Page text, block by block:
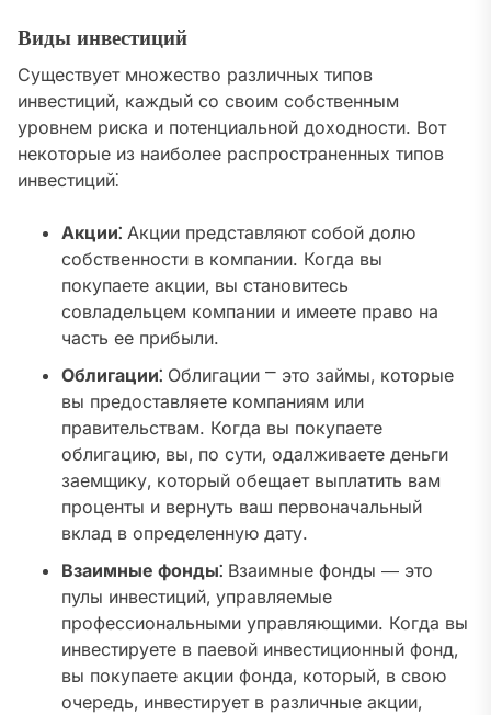
Виды инвестиций
Существует множество различных типов
инвестиций‚ каждый со своим собственным
уровнем риска и потенциальной доходности. Вот
некоторые из наиболее распространенных типов
инвестиций⁚
Акции⁚ Акции представляют собой долю
собственности в компании. Когда вы
покупаете акции‚ вы становитесь
совладельцем компании и имеете право на
часть ее прибыли.
Облигации⁚ Облигации ⎻ это займы‚ которые
вы предоставляете компаниям или
правительствам. Когда вы покупаете
облигацию‚ вы‚ по сути‚ одалживаете деньги
заемщику‚ который обещает выплатить вам
проценты и вернуть ваш первоначальный
вклад в определенную дату.
Взаимные фонды⁚ Взаимные фонды ― это
пулы инвестиций‚ управляемые
профессиональными управляющими. Когда вы
инвестируете в паевой инвестиционный фонд‚
вы покупаете акции фонда‚ который‚ в свою
очередь‚ инвестирует в различные акции‚